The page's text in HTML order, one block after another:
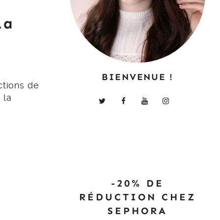
de
la
BIENVENUE !
-20% DE
RÉDUCTION CHEZ
SEPHORA